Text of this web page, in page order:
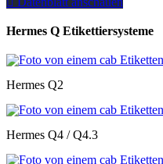
Hermes Q Etikettiersysteme
Hermes Q2
Hermes Q4 / Q4.3